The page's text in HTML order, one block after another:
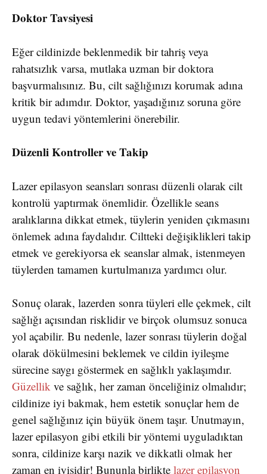
Doktor Tavsiyesi
Eğer cildinizde beklenmedik bir tahriş veya
rahatsızlık varsa, mutlaka uzman bir doktora
başvurmalısınız. Bu, cilt sağlığınızı korumak adına
kritik bir adımdır. Doktor, yaşadığınız soruna göre
uygun tedavi yöntemlerini önerebilir.
Düzenli Kontroller ve Takip
Lazer epilasyon seansları sonrası düzenli olarak cilt
kontrolü yaptırmak önemlidir. Özellikle seans
aralıklarına dikkat etmek, tüylerin yeniden çıkmasını
önlemek adına faydalıdır. Ciltteki değişiklikleri takip
etmek ve gerekiyorsa ek seanslar almak, istenmeyen
tüylerden tamamen kurtulmanıza yardımcı olur.
Sonuç olarak, lazerden sonra tüyleri elle çekmek, cilt
sağlığı açısından risklidir ve birçok olumsuz sonuca
yol açabilir. Bu nedenle, lazer sonrası tüylerin doğal
olarak dökülmesini beklemek ve cildin iyileşme
sürecine saygı göstermek en sağlıklı yaklaşımdır.
Güzellik ve sağlık, her zaman önceliğiniz olmalıdır;
cildinize iyi bakmak, hem estetik sonuçlar hem de
genel sağlığınız için büyük önem taşır. Unutmayın,
lazer epilasyon gibi etkili bir yöntemi uyguladıktan
sonra, cildinize karşı nazik ve dikkatli olmak her
zaman en iyisidir! Bununla birlikte lazer epilasyon